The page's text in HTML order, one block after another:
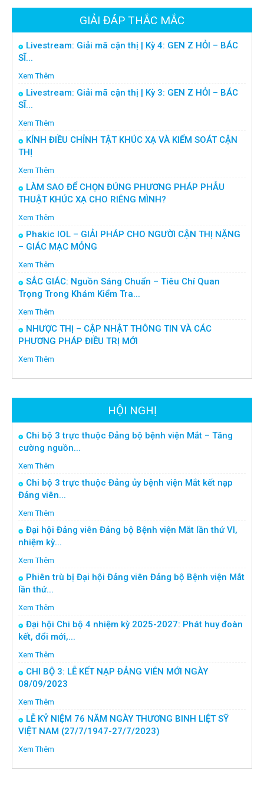
GIẢI ĐÁP THẮC MẮC
Livestream: Giải mã cận thị | Kỳ 4: GEN Z HỎI – BÁC
SĨ...
Xem Thêm
Livestream: Giải mã cận thị | Kỳ 3: GEN Z HỎI – BÁC
SĨ...
Xem Thêm
KÍNH ĐIỀU CHỈNH TẬT KHÚC XẠ VÀ KIỂM SOÁT CẬN
THỊ
Xem Thêm
LÀM SAO ĐỂ CHỌN ĐÚNG PHƯƠNG PHÁP PHẪU
THUẬT KHÚC XẠ CHO RIÊNG MÌNH?
Xem Thêm
Phakic IOL – GIẢI PHÁP CHO NGƯỜI CẬN THỊ NẶNG
– GIÁC MẠC MỎNG
Xem Thêm
SẮC GIÁC: Nguồn Sáng Chuẩn – Tiêu Chí Quan
Trọng Trong Khám Kiểm Tra...
Xem Thêm
NHƯỢC THỊ – CẬP NHẬT THÔNG TIN VÀ CÁC
PHƯƠNG PHÁP ĐIỀU TRỊ MỚI
Xem Thêm
HỘI NGHỊ
Chi bộ 3 trực thuộc Đảng bộ bệnh viện Mắt – Tăng
cường nguồn...
Xem Thêm
Chi bộ 3 trực thuộc Đảng ủy bệnh viện Mắt kết nạp
Đảng viên...
Xem Thêm
Đại hội Đảng viên Đảng bộ Bệnh viện Mắt lần thứ VI,
nhiệm kỳ...
Xem Thêm
Phiên trù bị Đại hội Đảng viên Đảng bộ Bệnh viện Mắt
lần thứ...
Xem Thêm
Đại hội Chi bộ 4 nhiệm kỳ 2025-2027: Phát huy đoàn
kết, đổi mới,...
Xem Thêm
CHI BỘ 3: LỄ KẾT NẠP ĐẢNG VIÊN MỚI NGÀY
08/09/2023
Xem Thêm
LỄ KỶ NIỆM 76 NĂM NGÀY THƯƠNG BINH LIỆT SỸ
VIỆT NAM (27/7/1947-27/7/2023)
Xem Thêm